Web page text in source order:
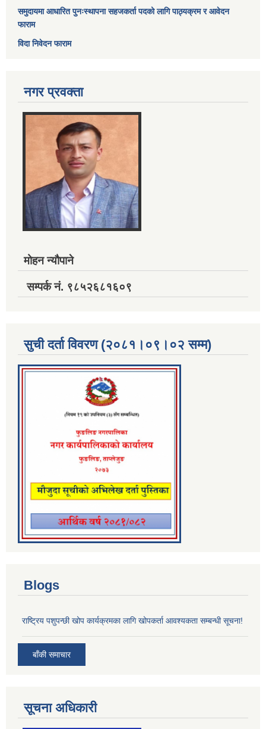
समुदायमा आधारित पुनःस्थापना सहजकर्ता पदको लागि पाठ्यक्रम र आवेदन
फाराम
विदा निवेदन फाराम
नगर प्रवक्ता
मोहन न्यौपाने
सम्पर्क नं. ९८५२६८१६०९
सुची दर्ता विवरण (२०८१।०९।०२ सम्म)
Blogs
राष्ट्रिय पशुपन्छी खोप कार्यक्रमका लागि खोपकर्ता आवश्यकता सम्बन्धी सूचना!
बाँकी समाचार
सूचना अधिकारी